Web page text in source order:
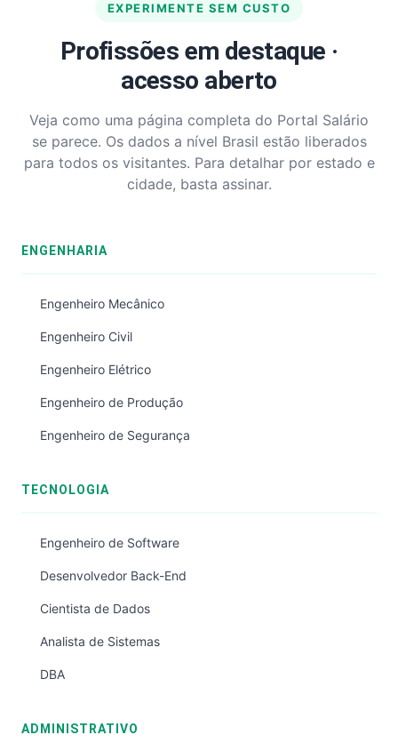
EXPERIMENTE SEM CUSTO
Profissões em destaque ·
acesso aberto
Veja como uma página completa do Portal Salário
se parece. Os dados a nível Brasil estão liberados
para todos os visitantes. Para detalhar por estado e
cidade, basta assinar.
ENGENHARIA
Engenheiro Mecânico
Engenheiro Civil
Engenheiro Elétrico
Engenheiro de Produção
Engenheiro de Segurança
TECNOLOGIA
Engenheiro de Software
Desenvolvedor Back-End
Cientista de Dados
Analista de Sistemas
DBA
ADMINISTRATIVO